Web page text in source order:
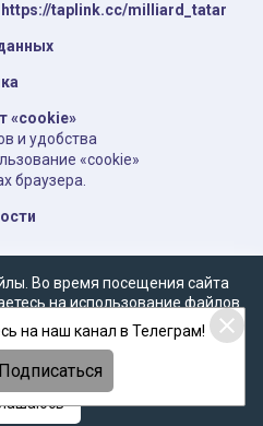
https://taplink.cc/milliard_tatar
«cookie»
и удобства
«cookie»
браузера.
Во время посещения сайта
на использование файлов
уведомлением, согласием
данных,Политикой о
конфиденциальности
на наш канал в Телеграм!
Подписаться